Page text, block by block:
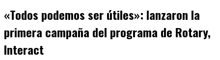
«Todos podemos ser útiles»: lanzaron la
primera campaña del programa de Rotary,
Interact